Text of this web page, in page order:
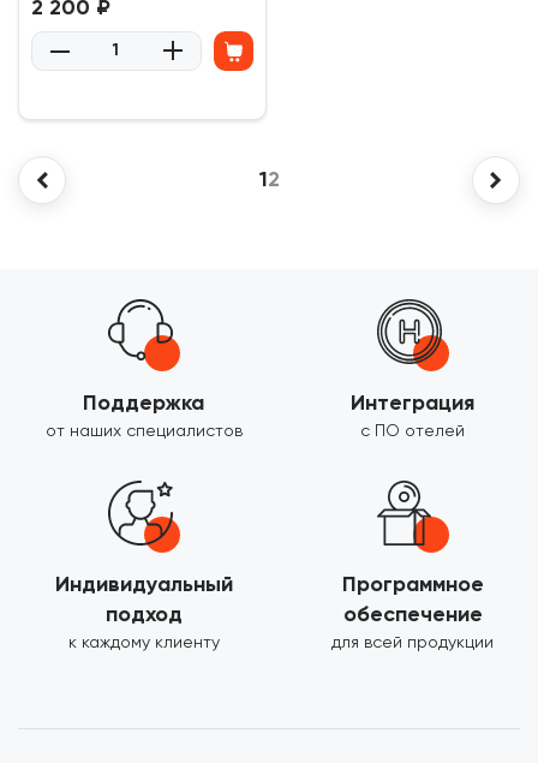
2 200 ₽
1 2
Поддержка
от наших специалистов
Интеграция
с ПО отелей
Индивидуальный
подход
к каждому клиенту
Программное
обеспечение
для всей продукции